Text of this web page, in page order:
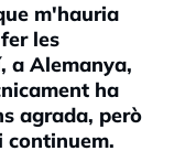
m'hauria
les
a Alemanya,
ha
agrada, però
continuem.